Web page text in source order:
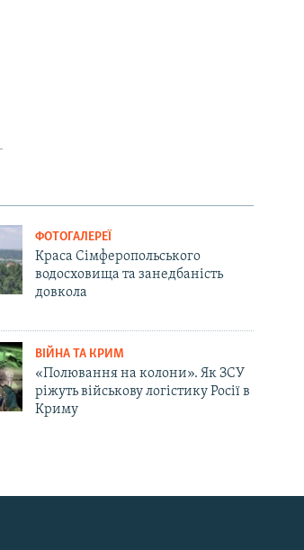
ФОТОГАЛЕРЕЇ
Краса Сімферопольського
водосховища та занедбаність
довкола
ВІЙНА ТА КРИМ
«Полювання на колони». Як ЗСУ
ріжуть військову логістику Росії в
Криму